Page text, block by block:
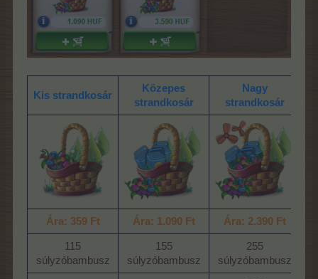
Kis strandkosár
Közepes
strandkosár
Nagy
strandkosár
Ára: 359 Ft Ára: 1.090 Ft Ára: 2.390 Ft
115
súlyzóbambusz​
155
súlyzóbambusz​
255
súlyzóbambusz​